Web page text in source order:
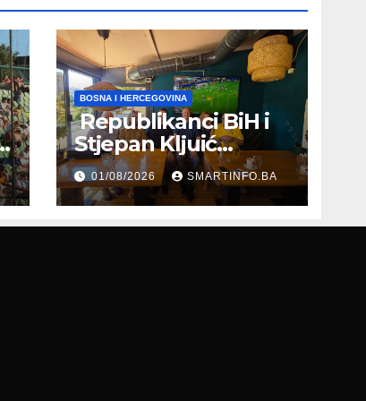
BOSNA I HERCEGOVINA
Republikanci BiH i
Stjepan Kljuić
razgovarali o
evropskom putu
Bosne i
Hercegovine
01/08/2026 SMARTINFO.BA